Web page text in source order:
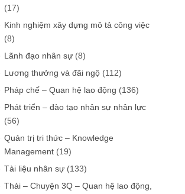
(17)
Kinh nghiệm xây dựng mô tả công việc
(8)
Lãnh đạo nhân sự (8)
Lương thưởng và đãi ngộ (112)
Pháp chế – Quan hệ lao động (136)
Phát triển – đào tạo nhân sự nhân lực
(56)
Quản trị tri thức – Knowledge
Management (19)
Tài liệu nhân sự (133)
Thải – Chuyện 3Q – Quan hệ lao động,